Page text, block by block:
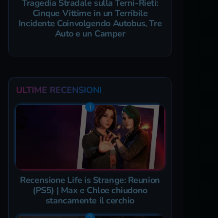
Tragedia Stradale sulla Terni-Rieti:
Cinque Vittime in un Terribile
Incidente Coinvolgendo Autobus, Tre
Auto e un Camper
ULTIME RECENSIONI
Recensione Life is Strange: Reunion
(PS5) | Max e Chloe chiudono
stancamente il cerchio